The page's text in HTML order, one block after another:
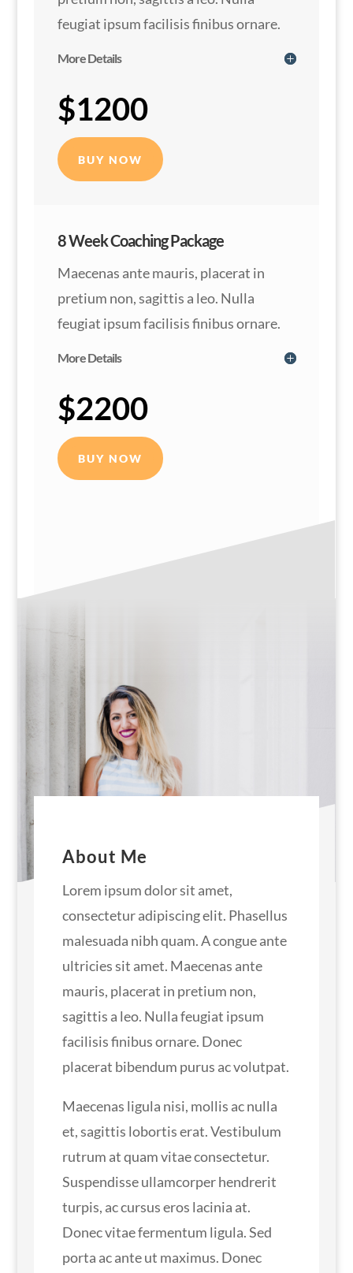
feugiat ipsum facilisis finibus ornare.
More Details
$1200
BUY NOW
8 Week Coaching Package
Maecenas ante mauris, placerat in
pretium non, sagittis a leo. Nulla
feugiat ipsum facilisis finibus ornare.
More Details
$2200
BUY NOW
About Me
Lorem ipsum dolor sit amet,
consectetur adipiscing elit. Phasellus
malesuada nibh quam. A congue ante
ultricies sit amet. Maecenas ante
mauris, placerat in pretium non,
sagittis a leo. Nulla feugiat ipsum
facilisis finibus ornare. Donec
placerat bibendum purus ac volutpat.
Maecenas ligula nisi, mollis ac nulla
et, sagittis lobortis erat. Vestibulum
rutrum at quam vitae consectetur.
Suspendisse ullamcorper hendrerit
turpis, ac cursus eros lacinia at.
Donec vitae fermentum ligula. Sed
porta ac ante ut maximus. Donec